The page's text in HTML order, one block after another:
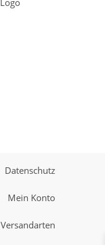
Datenschutz
Mein Konto
Versandarten